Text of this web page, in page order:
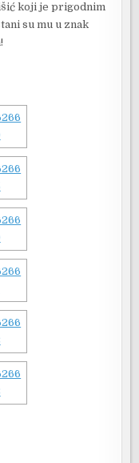
koji je prigodnim
su mu u znak